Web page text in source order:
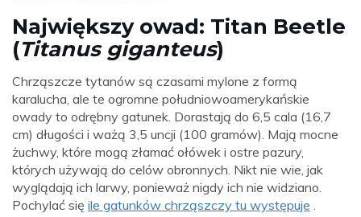
Największy owad: Titan Beetle
(Titanus giganteus)
Chrząszcze tytanów są czasami mylone z formą
karalucha, ale te ogromne południowoamerykańskie
owady to odrębny gatunek. Dorastają do 6,5 cala (16,7
cm) długości i ważą 3,5 uncji (100 gramów). Mają mocne
żuchwy, które mogą złamać ołówek i ostre pazury,
których używają do celów obronnych. Nikt nie wie, jak
wyglądają ich larwy, ponieważ nigdy ich nie widziano.
Pochylać się ile gatunków chrząszczy tu występuje .